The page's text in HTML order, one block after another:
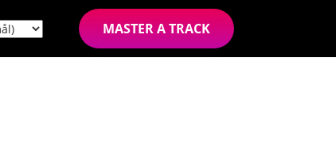
MASTER A TRACK